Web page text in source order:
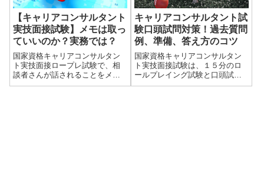
【キャリアコンサルタント
実技面接試験】メモは取っ
ていいのか？実務では？
国家資格キャリアコンサルタン
ト実技面接ロープレ試験で、相
談者さんが話されることをメモ
取っていいのか。これについて
キャリアコンサルタント試
験口頭試問対策！過去質問
例、準備、答え方のコツ
国家資格キャリアコンサルタン
ト実技面接試験は、１５分のロ
ールプレイング試験と口頭試問
５分程度（試験からの質問に答